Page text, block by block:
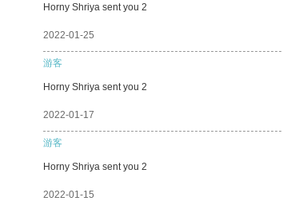
Horny Shriya sent you 2
2022-01-25
游客
Horny Shriya sent you 2
2022-01-17
游客
Horny Shriya sent you 2
2022-01-15